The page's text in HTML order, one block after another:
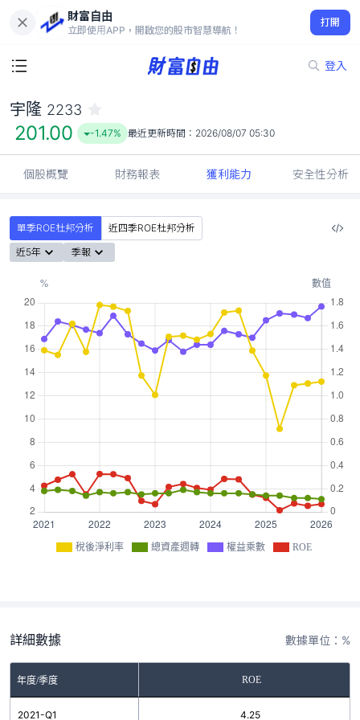
財富自由
立即使用APP，開啟您的股市智慧導航！
打開
登入
201.00
-1.47%
宇隆 2233
201.00 -1.47% 最近更新時間： 2026/08/07 05:30
個股概覽 財務報表 獲利能力 安全性分析
單季ROE杜邦分析
近四季ROE杜邦分析
近5年
季報
稅後淨利率 總資產週轉 權益乘數 ROE
詳細數據 數據單位：%
年度/季度 ROE
2021-Q1 4.25